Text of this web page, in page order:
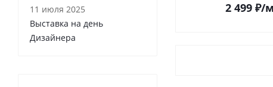
2 499 ₽/
11 июля 2025
Выставка на день
Дизайнера